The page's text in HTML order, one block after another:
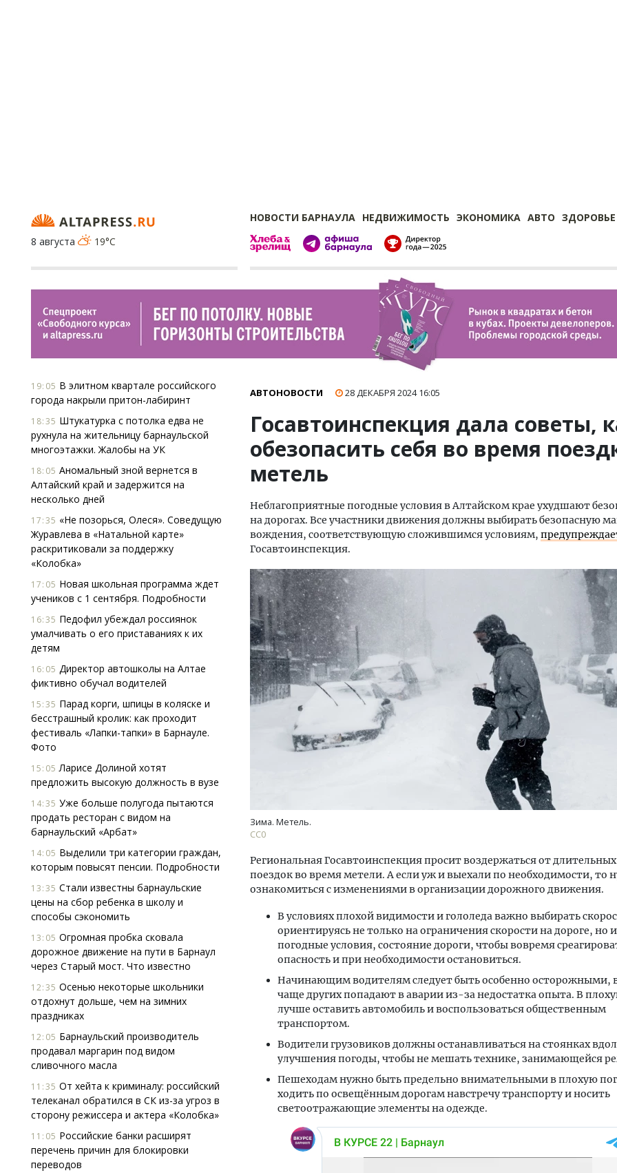
НОВОСТИ БАРНАУЛА НЕДВИЖИМОСТЬ ЭКОНОМИКА АВТО ЗДОРОВЬЕ
8 августа
19°C
19:05 В элитном квартале российского
города накрыли притон-лабиринт
18:35 Штукатурка с потолка едва не
рухнула на жительницу барнаульской
многоэтажки. Жалобы на УК
18:05 Аномальный зной вернется в
Алтайский край и задержится на
несколько дней
17:35 «Не позорься, Олеся». Соведущую
Журавлева в «Натальной карте»
раскритиковали за поддержку
«Колобка»
17:05 Новая школьная программа ждет
учеников с 1 сентября. Подробности
16:35 Педофил убеждал россиянок
умалчивать о его приставаниях к их
детям
16:05 Директор автошколы на Алтае
фиктивно обучал водителей
15:35 Парад корги, шпицы в коляске и
бесстрашный кролик: как проходит
фестиваль «Лапки-тапки» в Барнауле.
Фото
15:05 Ларисе Долиной хотят
предложить высокую должность в вузе
14:35 Уже больше полугода пытаются
продать ресторан с видом на
барнаульский «Арбат»
14:05 Выделили три категории граждан,
которым повысят пенсии. Подробности
13:35 Стали известны барнаульские
цены на сбор ребенка в школу и
способы сэкономить
13:05 Огромная пробка сковала
дорожное движение на пути в Барнаул
через Старый мост. Что известно
12:35 Осенью некоторые школьники
отдохнут дольше, чем на зимних
праздниках
12:05 Барнаульский производитель
продавал маргарин под видом
сливочного масла
11:35 От хейта к криминалу: российский
телеканал обратился в СК из-за угроз в
сторону режиссера и актера «Колобка»
11:05 Российские банки расширят
перечень причин для блокировки
переводов
АВТОНОВОСТИ 28 ДЕКАБРЯ 202416:05
Госавтоинспекция дала советы,
обезопасить себя во время
метель
Неблагоприятные погодные условия в Алтайском крае ухудшают
на дорогах. Все участники движения должны выбирать безопасную
вождения, соответствующую сложившимся условиям,
Госавтоинспекция.
Зима. Метель.
CC0
Региональная Госавтоинспекция просит воздержаться от
поездок во время метели. А если уж и выехали по необходимости, то
ознакомиться с изменениями в организации дорожного движения.
В условиях плохой видимости и гололеда важно выбирать
ориентируясь не только на ограничения скорости на дороге, но
погодные условия, состояние дороги, чтобы вовремя
опасность и при необходимости остановиться.
Начинающим водителям следует быть особенно осторожными,
чаще других попадают в аварии из-за недостатка опыта. В
лучше оставить автомобиль и воспользоваться общественным
транспортом.
Водители грузовиков должны останавливаться на стоянках
улучшения погоды, чтобы не мешать технике, занимающейся
Пешеходам нужно быть предельно внимательными в плохую
ходить по освещённым дорогам навстречу транспорту и носить
светоотражающие элементы на одежде.
Смелость архитектурных
Генеральный директор
ЗИАС — об эстетике
трендах в фасадах и
СТРОИТЕЛЬСТВО